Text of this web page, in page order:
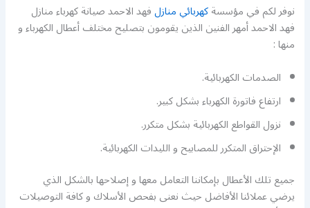
نوفر لكم في مؤسسةكهربائي منازلفهد الاحمد صيانة كهرباء منازل
فهد الاحمد أمهر الفنين الذين يقومون بتصليح مختلف أعطال الكهرباء و
منها :
الصدمات الكهربائية.
ارتفاع فاتورة الكهرباء بشكل كبير.
نزول القواطع الكهربائية بشكل متكرر.
الإحتراق المتكرر للمصابيح و الليدات الكهربائية.
جميع تلك الأعطال بإمكاننا التعامل معها و إصلاحها بالشكل الذي
يرضي عملائنا الأفاضل حيث نعنى بفحص الأسلاك و كافة التوصيلات